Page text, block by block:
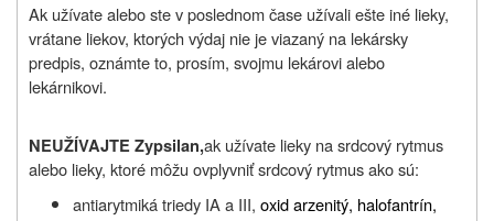
Ak užívate alebo ste v poslednom čase užívali ešte iné lieky,
vrátane liekov, ktorých výdaj nie je viazaný na lekársky
predpis, oznámte to, prosím, svojmu lekárovi alebo
lekárnikovi.
NEUŽÍVAJTE Zypsilan,ak užívate lieky na srdcový rytmus
alebo lieky, ktoré môžu ovplyvniť srdcový rytmus ako sú:
antiarytmiká triedy IA a III, oxid arzenitý, halofantrín,